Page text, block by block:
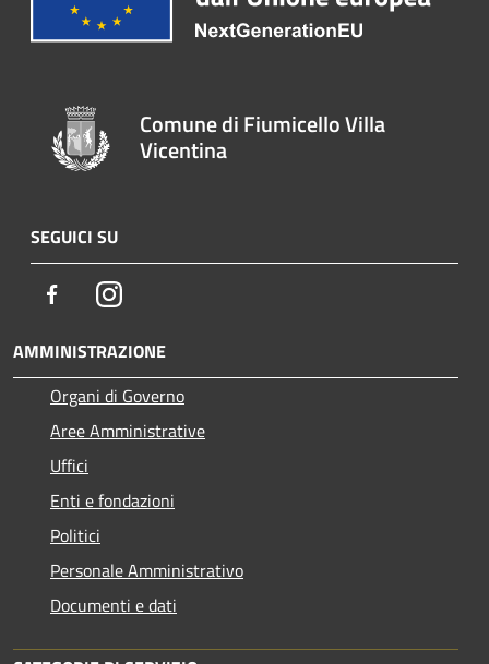
Comune di Fiumicello Villa
Vicentina
SEGUICI SU
FacebookInstagram
AMMINISTRAZIONE
Organi di Governo
Aree Amministrative
Uffici
Enti e fondazioni
Politici
Personale Amministrativo
Documenti e dati